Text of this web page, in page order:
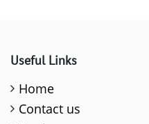
Useful Links
Home
Contact us